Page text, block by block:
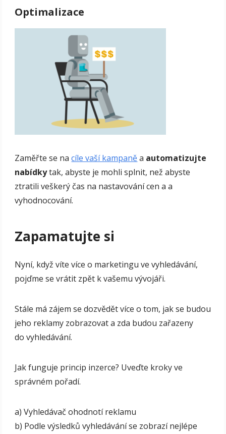
Optimalizace
Zaměřte se nacíle vaší kampaněa automatizujte
nabídkytak, abyste je mohli splnit, než abyste
ztratili veškerý čas na nastavování cen a a
vyhodnocování.
Zapamatujte si
Nyní, když víte více o marketingu ve vyhledávání,
pojďme se vrátit zpět k vašemu vývojáři.
Stále má zájem se dozvědět více o tom, jak se budou
jeho reklamy zobrazovat a zda budou zařazeny
do vyhledávání.
Jak funguje princip inzerce? Uveďte kroky ve
správném pořadí.
a) Vyhledávač ohodnotí reklamu
b) Podle výsledků vyhledávání se zobrazí nejlépe